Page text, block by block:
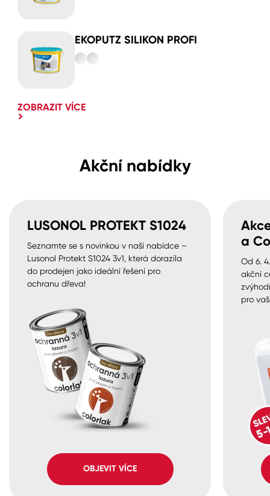
EKOPUTZ SILIKON PROFI
ZOBRAZIT VÍCE
Akční nabídky
LUSONOL PROTEKT S1024
Seznamte se s novinkou v naší nabídce –
Lusonol Protekt S1024 3v1, která dorazila
do prodejen jako ideální řešení pro
ochranu dřeva!
OBJEVIT VÍCE
a
Od 6.
akční
pro